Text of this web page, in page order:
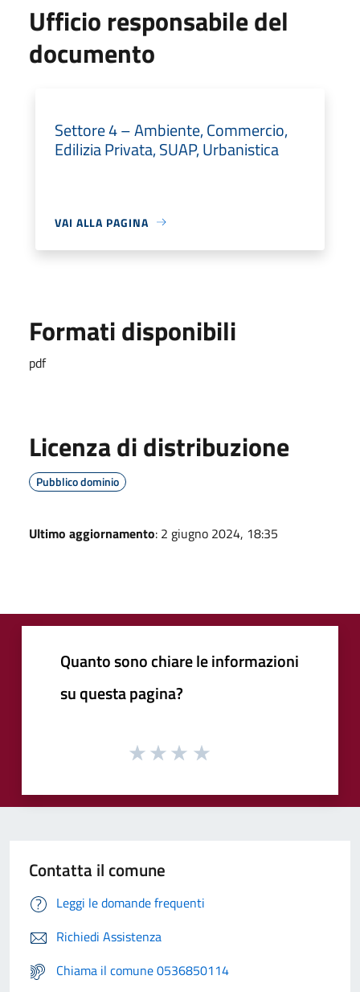
Ufficio responsabile del
documento
Settore 4 – Ambiente, Commercio,
Edilizia Privata, SUAP, Urbanistica
VAI ALLA PAGINA
Formati disponibili
pdf
Licenza di distribuzione
Pubblico dominio
Ultimo aggiornamento: 2 giugno 2024, 18:35
Quanto sono chiare le informazioni
su questa pagina?
Contatta il comune
Leggi le domande frequenti
Richiedi Assistenza
Chiama il comune 0536850114